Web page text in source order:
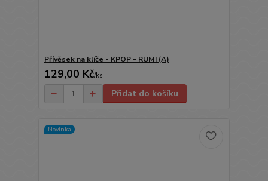
Přívěsek na klíče - KPOP - RUMI (A)
129,00 Kč/ks
Přidat do košíku
Novinka